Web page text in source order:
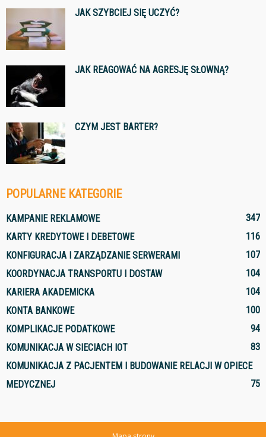
JAK SZYBCIEJ SIĘ UCZYĆ?
JAK REAGOWAĆ NA AGRESJĘ SŁOWNĄ?
CZYM JEST BARTER?
POPULARNE KATEGORIE
KAMPANIE REKLAMOWE
347
KARTY KREDYTOWE I DEBETOWE
116
KONFIGURACJA I ZARZĄDZANIE SERWERAMI
107
KOORDYNACJA TRANSPORTU I DOSTAW
104
KARIERA AKADEMICKA
104
KONTA BANKOWE
100
KOMPLIKACJE PODATKOWE
94
KOMUNIKACJA W SIECIACH IOT
83
KOMUNIKACJA Z PACJENTEM I BUDOWANIE RELACJI W OPIECE
MEDYCZNEJ
75